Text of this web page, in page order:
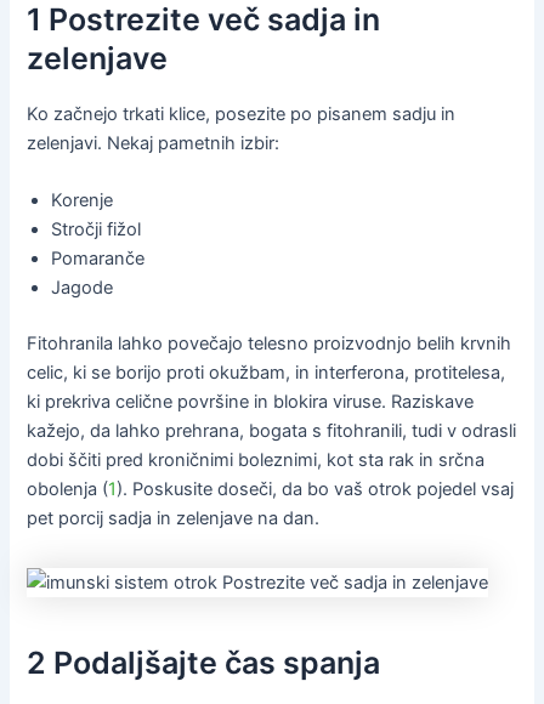
1 Postrezite več sadja in
zelenjave
Ko začnejo trkati klice, posezite po pisanem sadju in
zelenjavi. Nekaj pametnih izbir:
Korenje
Stročji fižol
Pomaranče
Jagode
Fitohranila lahko povečajo telesno proizvodnjo belih krvnih
celic, ki se borijo proti okužbam, in interferona, protitelesa,
ki prekriva celične površine in blokira viruse. Raziskave
kažejo, da lahko prehrana, bogata s fitohranili, tudi v odrasli
dobi ščiti pred kroničnimi boleznimi, kot sta rak in srčna
obolenja (1). Poskusite doseči, da bo vaš otrok pojedel vsaj
pet porcij sadja in zelenjave na dan.
2 Podaljšajte čas spanja